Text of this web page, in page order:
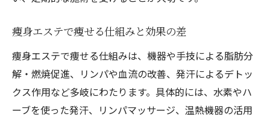
痩身エステで痩せる仕組みと効果の差
痩身エステで痩せる仕組みは、機器や手技による脂肪分
解・燃焼促進、リンパや血流の改善、発汗によるデトッ
クス作用など多岐にわたります。具体的には、水素やハ
ーブを使った発汗、リンパマッサージ、温熱機器の活用